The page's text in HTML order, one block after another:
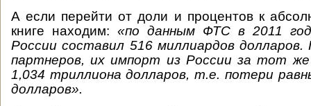
А если перейти от доли и процентов к
книге находим: «по данным ФТС в 2011
России составил 516 миллиардов
партнеров, их импорт из России за тот же
1,034 триллиона долларов, т.е. потери
долларов».